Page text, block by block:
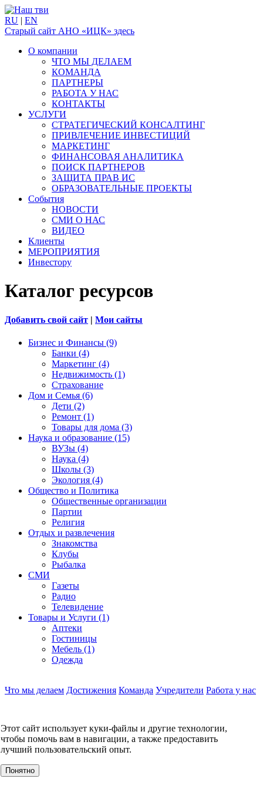
RU | EN
Старый сайт АНО «ИЦК» здесь
О компании
ЧТО МЫ ДЕЛАЕМ
КОМАНДА
ПАРТНЕРЫ
РАБОТА У НАС
КОНТАКТЫ
УСЛУГИ
СТРАТЕГИЧЕСКИЙ КОНСАЛТИНГ
ПРИВЛЕЧЕНИЕ ИНВЕСТИЦИЙ
МАРКЕТИНГ
ФИНАНСОВАЯ АНАЛИТИКА
ПОИСК ПАРТНЕРОВ
ЗАЩИТА ПРАВ ИС
ОБРАЗОВАТЕЛЬНЫЕ ПРОЕКТЫ
События
НОВОСТИ
СМИ О НАС
ВИДЕО
Клиенты
МЕРОПРИЯТИЯ
Инвестору
Каталог ресурсов
Добавить свой сайт | Мои сайты
Бизнес и Финансы (9)
Банки (4)
Маркетинг (4)
Недвижимость (1)
Страхование
Дом и Семья (6)
Дети (2)
Ремонт (1)
Товары для дома (3)
Наука и образование (15)
ВУЗы (4)
Наука (4)
Школы (3)
Экология (4)
Общество и Политика
Общественные организации
Партии
Религия
Отдых и развлечения
Знакомства
Клубы
Рыбалка
СМИ
Газеты
Радио
Телевидение
Товары и Услуги (1)
Аптеки
Гостиницы
Мебель (1)
Одежда
Что мы делаем Достижения Команда Учредители Работа у нас
О компании
УСЛУГИ
События
Клиенты
МЕРОПРИЯТИЯ
Этот сайт использует куки-файлы и другие технологии,
чтобы помочь вам в навигации, а также предоставить
лучший пользовательский опыт.
Понятно